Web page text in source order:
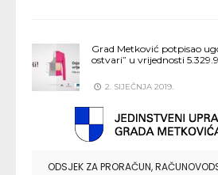
Grad Metković potpisao
ostvari” u vrijednosti
2. SIJEČNJA 2019.
ODSJEK ZA PRORAČUN,